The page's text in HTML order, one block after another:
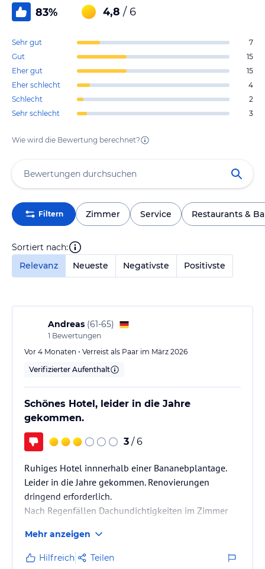
83% 4,8 / 6
Sehr gut
7
Gut
15
Eher gut
15
Eher schlecht
4
Schlecht
2
Sehr schlecht
3
Wie wird die Bewertung berechnet?
Filtern Zimmer Service Restaurants &
Sortiert nach:
Relevanz
Neueste Negativste Positivste
Andreas (61-65)
1 Bewertungen
Vor 4 Monaten • Verreist als Paar im März 2026
Verifizierter Aufenthalt
Schönes Hotel, leider in die Jahre
gekommen.
3 / 6
Ruhiges Hotel innnerhalb einer Bananebplantage.
Leider in die Jahre gekommen. Renovierungen
dringend erforderlich.
Nach Regenfällen Dachundichtigkeiten im Zimmer
Mehr anzeigen
Hilfreich Teilen